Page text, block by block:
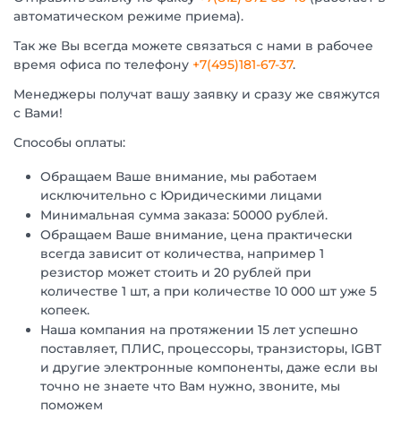
автоматическом режиме приема).
Так же Вы всегда можете связаться с нами в рабочее
время офиса по телефону +7(495)181-67-37.
Менеджеры получат вашу заявку и сразу же свяжутся
с Вами!
Способы оплаты:
Обращаем Ваше внимание, мы работаем
исключительно с Юридическими лицами
Минимальная сумма заказа: 50000 рублей.
Обращаем Ваше внимание, цена практически
всегда зависит от количества, например 1
резистор может стоить и 20 рублей при
количестве 1 шт, а при количестве 10 000 шт уже 5
копеек.
Наша компания на протяжении 15 лет успешно
поставляет, ПЛИС, процессоры, транзисторы, IGBT
и другие электронные компоненты, даже если вы
точно не знаете что Вам нужно, звоните, мы
поможем